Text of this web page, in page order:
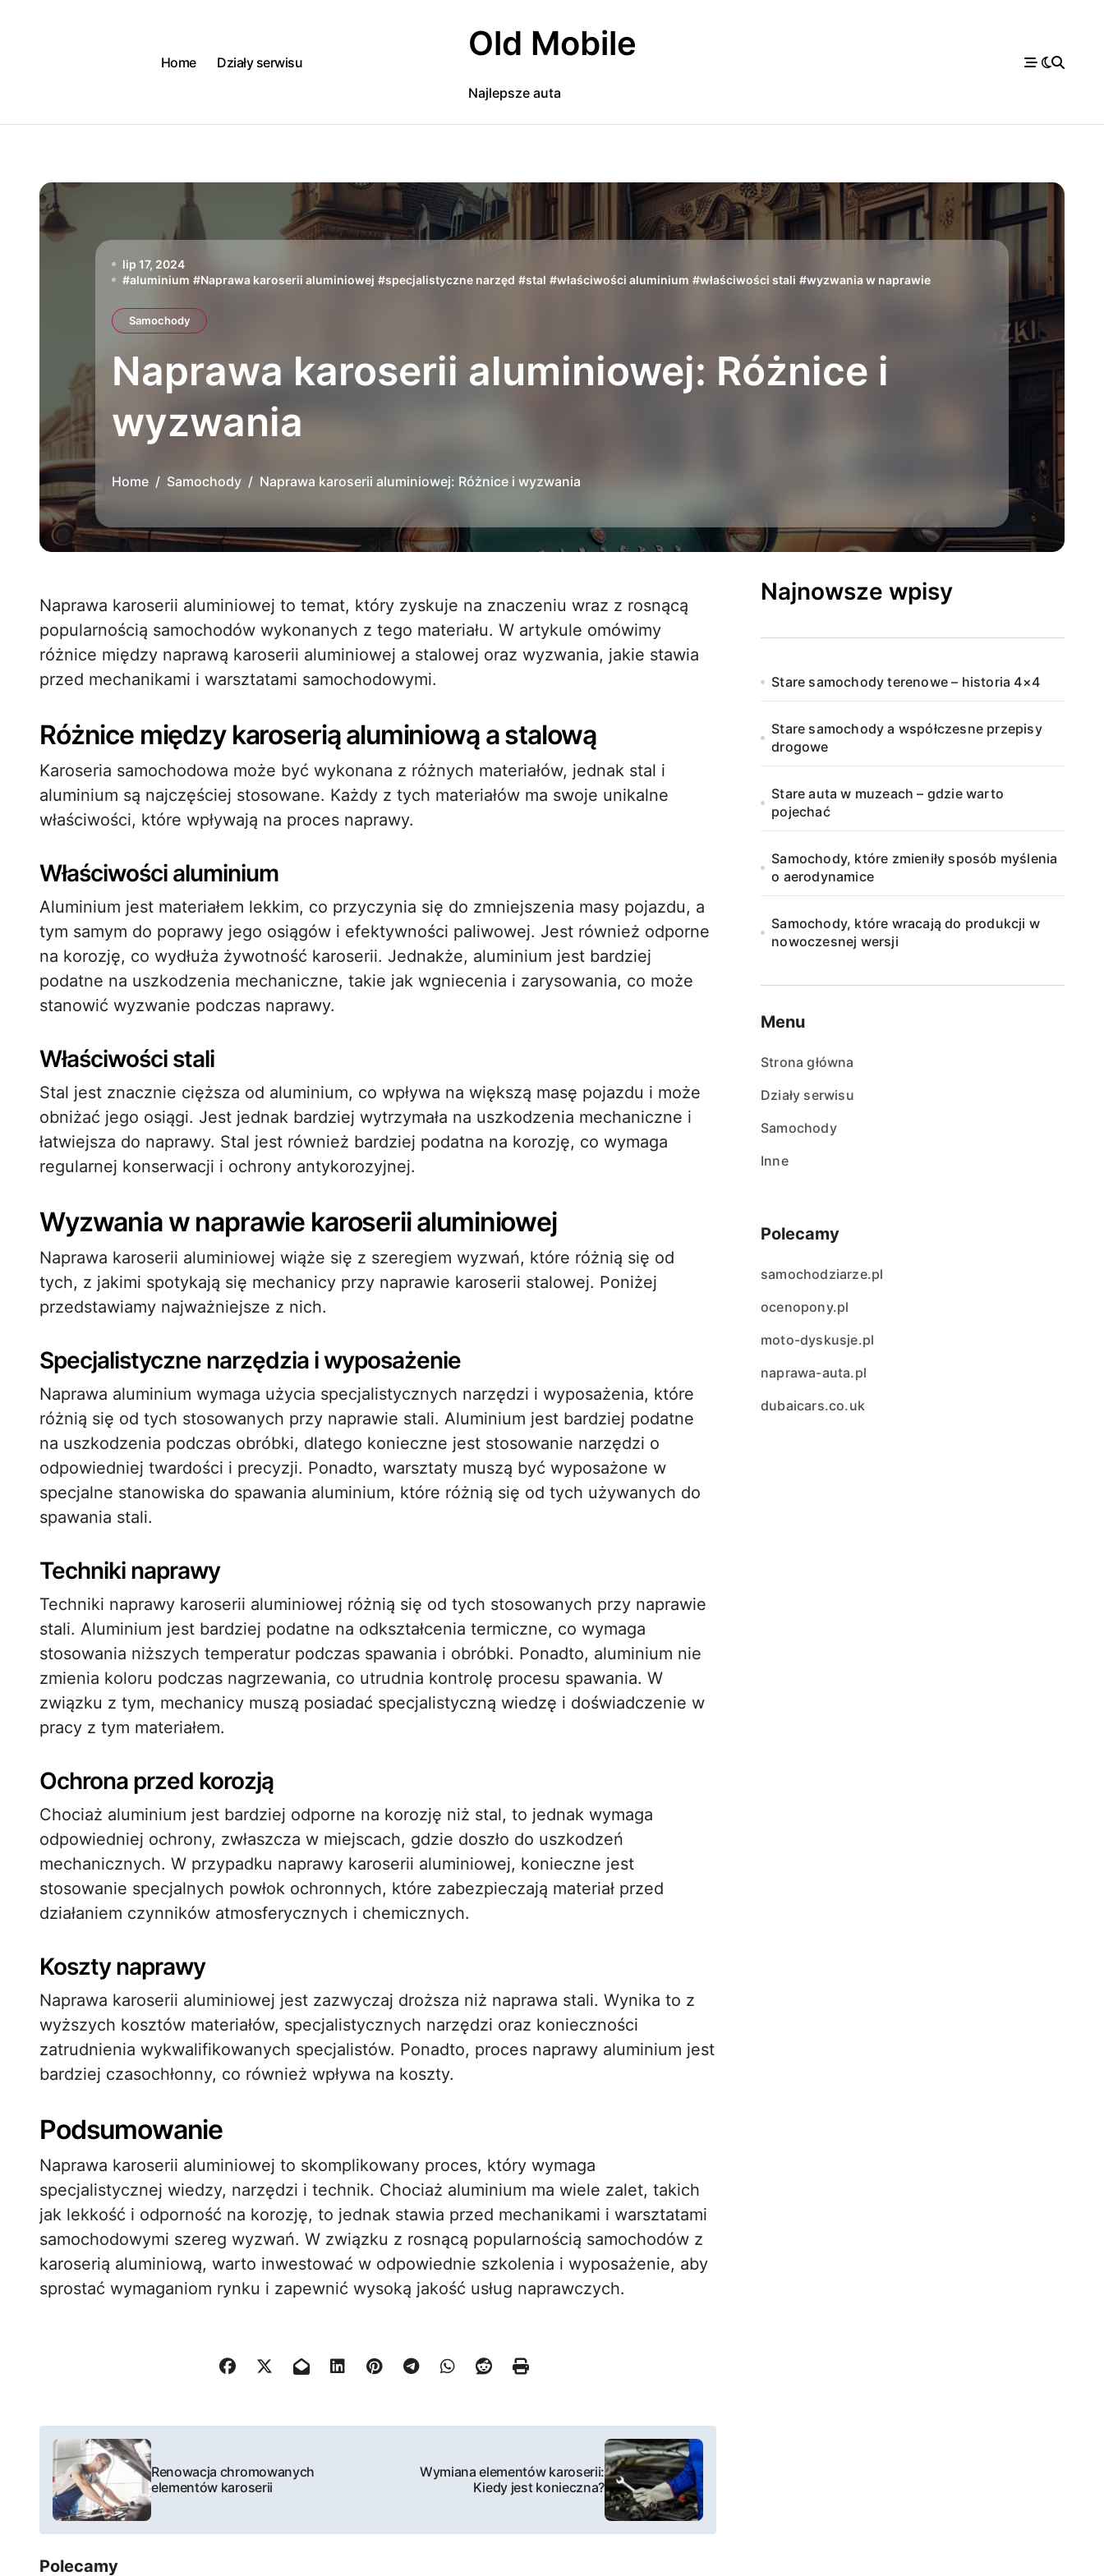
Home
Działy serwisu Old Mobile
Najlepsze auta
lip 17, 2024
#aluminium #Naprawa karoserii aluminiowej #specjalistyczne narzęd #stal #właściwości aluminium #właściwości stali #wyzwania w naprawie
Samochody
Naprawa karoserii aluminiowej: Różnice i
wyzwania
Home Samochody Naprawa karoserii aluminiowej: Różnice i wyzwania
Naprawa karoserii aluminiowej to temat, który zyskuje na znaczeniu wraz z rosnącą
popularnością samochodów wykonanych z tego materiału. W artykule omówimy
różnice między naprawą karoserii aluminiowej a stalowej oraz wyzwania, jakie stawia
przed mechanikami i warsztatami samochodowymi.
Różnice między karoserią aluminiową a stalową
Karoseria samochodowa może być wykonana z różnych materiałów, jednak stal i
aluminium są najczęściej stosowane. Każdy z tych materiałów ma swoje unikalne
właściwości, które wpływają na proces naprawy.
Właściwości aluminium
Aluminium jest materiałem lekkim, co przyczynia się do zmniejszenia masy pojazdu, a
tym samym do poprawy jego osiągów i efektywności paliwowej. Jest również odporne
na korozję, co wydłuża żywotność karoserii. Jednakże, aluminium jest bardziej
podatne na uszkodzenia mechaniczne, takie jak wgniecenia i zarysowania, co może
stanowić wyzwanie podczas naprawy.
Właściwości stali
Stal jest znacznie cięższa od aluminium, co wpływa na większą masę pojazdu i może
obniżać jego osiągi. Jest jednak bardziej wytrzymała na uszkodzenia mechaniczne i
łatwiejsza do naprawy. Stal jest również bardziej podatna na korozję, co wymaga
regularnej konserwacji i ochrony antykorozyjnej.
Wyzwania w naprawie karoserii aluminiowej
Naprawa karoserii aluminiowej wiąże się z szeregiem wyzwań, które różnią się od
tych, z jakimi spotykają się mechanicy przy naprawie karoserii stalowej. Poniżej
przedstawiamy najważniejsze z nich.
Specjalistyczne narzędzia i wyposażenie
Naprawa aluminium wymaga użycia specjalistycznych narzędzi i wyposażenia, które
różnią się od tych stosowanych przy naprawie stali. Aluminium jest bardziej podatne
na uszkodzenia podczas obróbki, dlatego konieczne jest stosowanie narzędzi o
odpowiedniej twardości i precyzji. Ponadto, warsztaty muszą być wyposażone w
specjalne stanowiska do spawania aluminium, które różnią się od tych używanych do
spawania stali.
Techniki naprawy
Techniki naprawy karoserii aluminiowej różnią się od tych stosowanych przy naprawie
stali. Aluminium jest bardziej podatne na odkształcenia termiczne, co wymaga
stosowania niższych temperatur podczas spawania i obróbki. Ponadto, aluminium nie
zmienia koloru podczas nagrzewania, co utrudnia kontrolę procesu spawania. W
związku z tym, mechanicy muszą posiadać specjalistyczną wiedzę i doświadczenie w
pracy z tym materiałem.
Ochrona przed korozją
Chociaż aluminium jest bardziej odporne na korozję niż stal, to jednak wymaga
odpowiedniej ochrony, zwłaszcza w miejscach, gdzie doszło do uszkodzeń
mechanicznych. W przypadku naprawy karoserii aluminiowej, konieczne jest
stosowanie specjalnych powłok ochronnych, które zabezpieczają materiał przed
działaniem czynników atmosferycznych i chemicznych.
Koszty naprawy
Naprawa karoserii aluminiowej jest zazwyczaj droższa niż naprawa stali. Wynika to z
wyższych kosztów materiałów, specjalistycznych narzędzi oraz konieczności
zatrudnienia wykwalifikowanych specjalistów. Ponadto, proces naprawy aluminium jest
bardziej czasochłonny, co również wpływa na koszty.
Podsumowanie
Naprawa karoserii aluminiowej to skomplikowany proces, który wymaga
specjalistycznej wiedzy, narzędzi i technik. Chociaż aluminium ma wiele zalet, takich
jak lekkość i odporność na korozję, to jednak stawia przed mechanikami i warsztatami
samochodowymi szereg wyzwań. W związku z rosnącą popularnością samochodów z
karoserią aluminiową, warto inwestować w odpowiednie szkolenia i wyposażenie, aby
sprostać wymaganiom rynku i zapewnić wysoką jakość usług naprawczych.
N
w
i
Renowacja chromowanych
elementów karoserii
Wymiana elementów karoserii:
Kiedy jest konieczna?
Polecamy
Najnowsze wpisy
Stare samochody terenowe – historia 4×4
Stare samochody a współczesne przepisy
drogowe
Stare auta w muzeach – gdzie warto
pojechać
Samochody, które zmieniły sposób myślenia
o aerodynamice
Samochody, które wracają do produkcji w
nowoczesnej wersji
Menu
Strona główna
Działy serwisu
Samochody
Inne
Polecamy
samochodziarze.pl
ocenopony.pl
moto-dyskusje.pl
naprawa-auta.pl
dubaicars.co.uk